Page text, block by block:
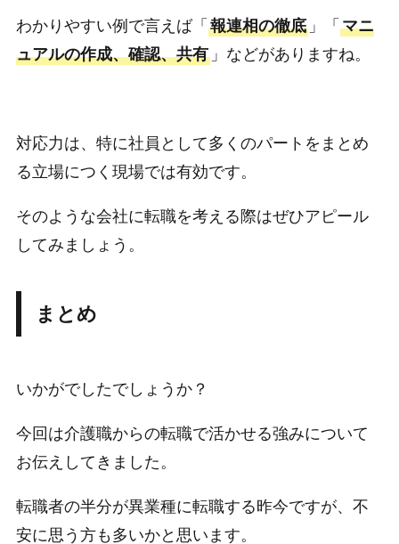
わかりやすい例で言えば「 報連相の徹底」「 マニ
ュアルの作成、確認、共有」などがありますね。
対応力は、特に社員として多くのパートをまとめ
る立場につく現場では有効です。
そのような会社に転職を考える際はぜひアピール
してみましょう。
まとめ
いかがでしたでしょうか？
今回は介護職からの転職で活かせる強みについて
お伝えしてきました。
転職者の半分が異業種に転職する昨今ですが、不
安に思う方も多いかと思います。